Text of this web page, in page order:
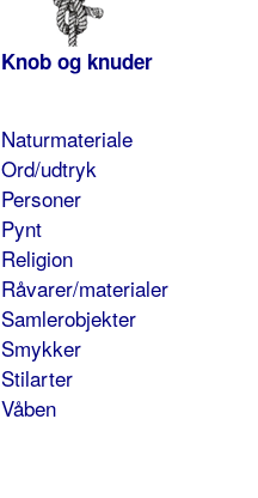
Knob og knuder
Naturmateriale
Ord/udtryk
Personer
Pynt
Religion
Råvarer/materialer
Samlerobjekter
Smykker
Stilarter
Våben